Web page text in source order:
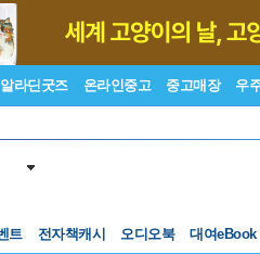
알라딘굿즈 온라인중고 중고매장 우
트 전자책캐시 오디오북 대여eBook